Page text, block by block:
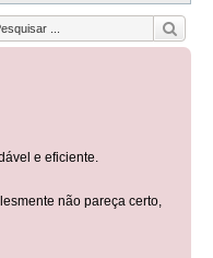
e eficiente.
não pareça certo,